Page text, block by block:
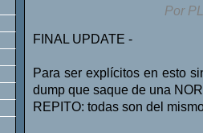
Por
FINAL UPDATE -
Para ser explícitos en esto
dump que saque de una
REPITO: todas son del